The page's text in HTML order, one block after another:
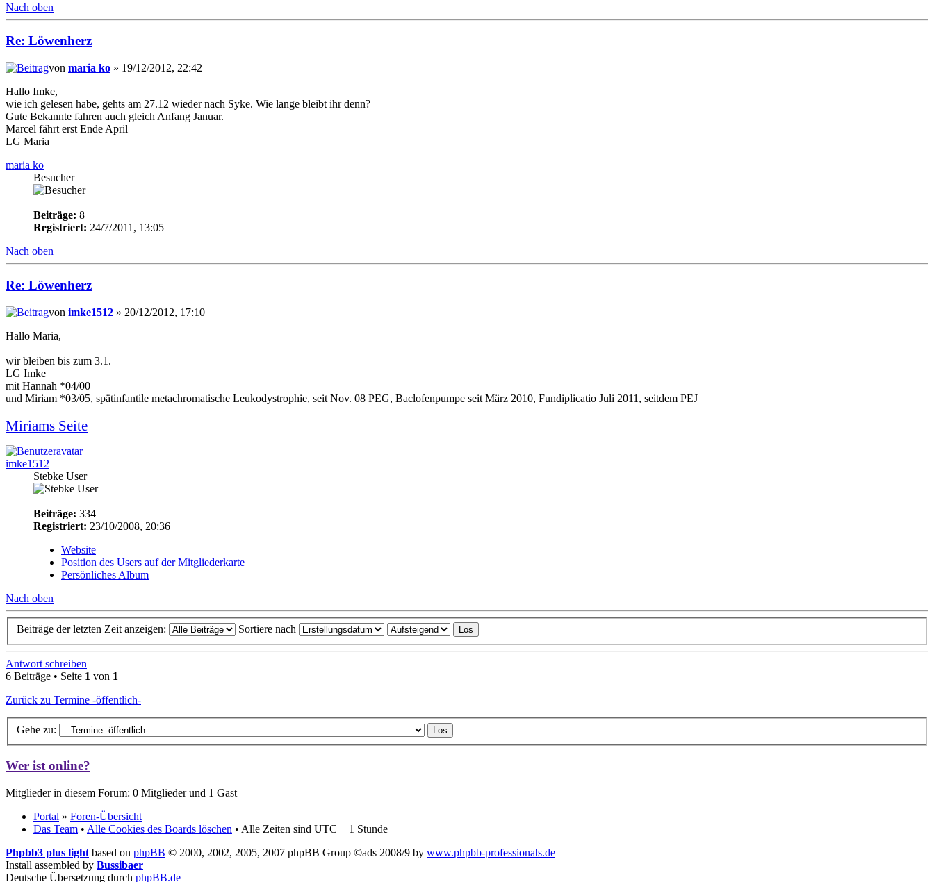
Nach oben
Re: Löwenherz
von maria ko » 19/12/2012, 22:42
Hallo Imke,
wie ich gelesen habe, gehts am 27.12 wieder nach Syke. Wie lange bleibt ihr denn?
Gute Bekannte fahren auch gleich Anfang Januar.
Marcel fährt erst Ende April
LG Maria
maria ko
Besucher
Beiträge: 8
Registriert: 24/7/2011, 13:05
Nach oben
Re: Löwenherz
von imke1512 » 20/12/2012, 17:10
Hallo Maria,
wir bleiben bis zum 3.1.
LG Imke
mit Hannah *04/00
und Miriam *03/05, spätinfantile metachromatische Leukodystrophie, seit Nov. 08 PEG, Baclofenpumpe seit März 2010, Fundiplicatio Juli 2011, seitdem PEJ
Miriams Seite
imke1512
Stebke User
Beiträge: 334
Registriert: 23/10/2008, 20:36
Website
Position des Users auf der Mitgliederkarte
Persönliches Album
Nach oben
Beiträge der letzten Zeit anzeigen: Sortiere nach
Antwort schreiben
6 Beiträge • Seite 1 von 1
Zurück zu Termine -öffentlich-
Gehe zu:
Wer ist online?
Mitglieder in diesem Forum: 0 Mitglieder und 1 Gast
Portal » Foren-Übersicht
Das Team • Alle Cookies des Boards löschen • Alle Zeiten sind UTC + 1 Stunde
Phpbb3 plus light based on phpBB © 2000, 2002, 2005, 2007 phpBB Group ©ads 2008/9 by www.phpbb-professionals.de
Install assembled by Bussibaer
Deutsche Übersetzung durch phpBB.de